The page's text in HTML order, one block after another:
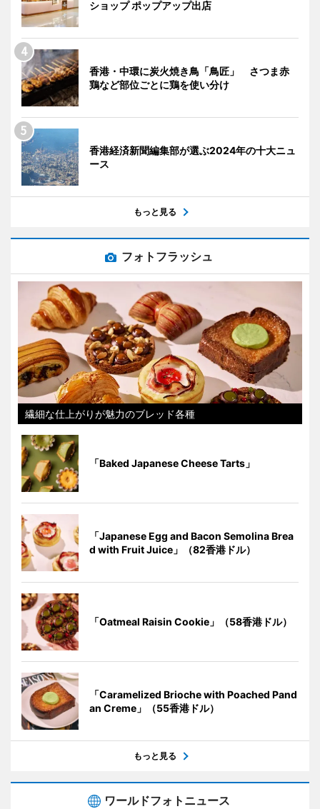
ショップ ポップアップ出店
香港・中環に炭火焼き鳥「鳥匠」 さつま赤
鶏など部位ごとに鶏を使い分け
香港経済新聞編集部が選ぶ2024年の十大ニュ
ース
もっと見る
フォトフラッシュ
繊細な仕上がりが魅力のブレッド各種
「Baked Japanese Cheese Tarts」
「Japanese Egg and Bacon Semolina Brea
d with Fruit Juice」（82香港ドル）
「Oatmeal Raisin Cookie」（58香港ドル）
「Caramelized Brioche with Poached Pand
an Creme」（55香港ドル）
もっと見る
ワールドフォトニュース